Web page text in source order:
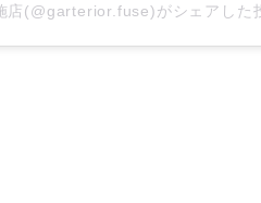
店(@garterior.fuse)がシェアした